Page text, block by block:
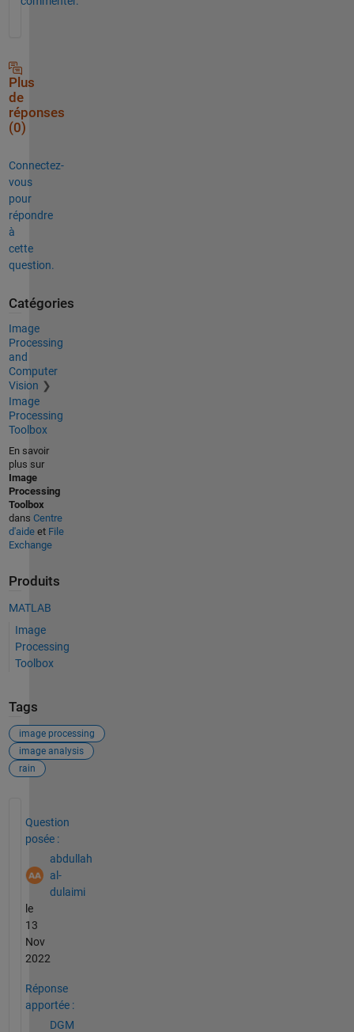
Plus
de
réponses
(0)
Connectez-
vous
pour
répondre
à
cette
question.
Catégories
Image
Processing
and
Computer
Vision
Image
Processing
Toolbox
En savoir
plus sur
Image
Processing
Toolbox
dans Centre
d'aideet File
Exchange
Produits
MATLAB
Image
Processing
Toolbox
Tags
image processing
image analysis
rain
Question
posée :
abdullah
al-
dulaimi
le
13
Nov
2022
Réponse
apportée :
DGM